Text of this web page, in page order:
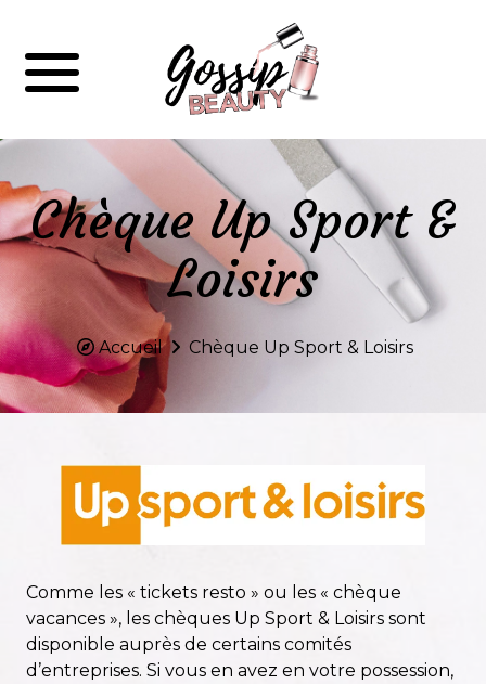
Chèque Up Sport &
Loisirs
Accueil Chèque Up Sport & Loisirs
Comme les « tickets resto » ou les « chèque
vacances », les chèques Up Sport & Loisirs sont
disponible auprès de certains comités
d’entreprises. Si vous en avez en votre possession,